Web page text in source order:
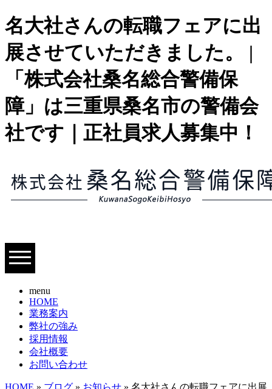
名大社さんの転職フェアに出
展させていただきました。 |
「株式会社桑名総合警備保
障」は三重県桑名市の警備会
社です｜正社員求人募集中！
menu
HOME
業務案内
弊社の強み
採用情報
会社概要
お問い合わせ
HOME » ブログ » お知らせ » 名大社さんの転職フェアに出展